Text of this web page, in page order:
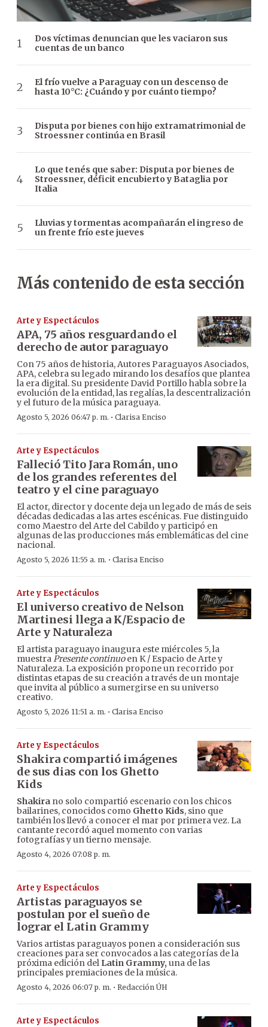
Dos víctimas denuncian que les vaciaron sus
cuentas de un banco
El frío vuelve a Paraguay con un descenso de
hasta 10°C: ¿Cuándo y por cuánto tiempo?
Disputa por bienes con hijo extramatrimonial de
Stroessner continúa en Brasil
Lo que tenés que saber: Disputa por bienes de
Stroessner, déficit encubierto y Bataglia por
Italia
Lluvias y tormentas acompañarán el ingreso de
un frente frío este jueves
Más contenido de esta sección
Arte y Espectáculos
APA, 75 años resguardando el
derecho de autor paraguayo
Con 75 años de historia, Autores Paraguayos Asociados,
APA, celebra su legado mirando los desafíos que plantea
la era digital. Su presidente David Portillo habla sobre la
evolución de la entidad, las regalías, la descentralización
y el futuro de la música paraguaya.
Agosto 5, 2026 06:47 p. m. · Clarisa Enciso
Arte y Espectáculos
Falleció Tito Jara Román, uno
de los grandes referentes del
teatro y el cine paraguayo
El actor, director y docente deja un legado de más de seis
décadas dedicadas a las artes escénicas. Fue distinguido
como Maestro del Arte del Cabildo y participó en
algunas de las producciones más emblemáticas del cine
nacional.
Agosto 5, 2026 11:55 a. m. · Clarisa Enciso
Arte y Espectáculos
El universo creativo de Nelson
Martinesi llega a K/Espacio de
Arte y Naturaleza
El artista paraguayo inaugura este miércoles 5, la
muestraPresente continuoen K / Espacio de Arte y
Naturaleza. La exposición propone un recorrido por
distintas etapas de su creación a través de un montaje
que invita al público a sumergirse en su universo
creativo.
Agosto 5, 2026 11:51 a. m. · Clarisa Enciso
Arte y Espectáculos
Shakira compartió imágenes
de sus dias con los Ghetto
Kids
Shakira no solo compartió escenario con los chicos
bailarines, conocidos como Ghetto Kids, sino que
también los llevó a conocer el mar por primera vez. La
cantante recordó aquel momento con varias
fotografías y un tierno mensaje.
Agosto 4, 2026 07:08 p. m.
Arte y Espectáculos
Artistas paraguayos se
postulan por el sueño de
lograr el Latin Grammy
Varios artistas paraguayos ponen a consideración sus
creaciones para ser convocados a las categorías de la
próxima edición del Latin Grammy, una de las
principales premiaciones de la música.
Agosto 4, 2026 06:07 p. m. · Redacción ÚH
Arte y Espectáculos